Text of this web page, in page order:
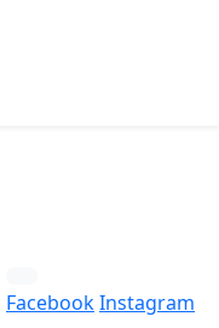
FacebookInstagram